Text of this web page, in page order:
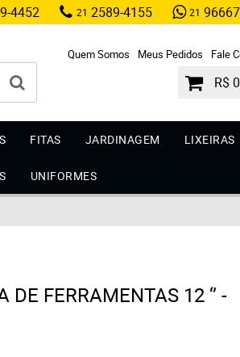
4452 21 2589-4155 21
Quem Somos Meus Pedidos Fale
R$
FITAS JARDINAGEM LIXEIRAS
UNIFORMES
FERRAMENTAS 12 ‘’ -